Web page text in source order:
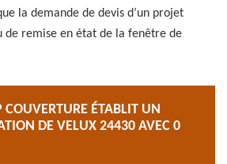
la demande de devis d’un projet
de remise en état de la fenêtre de
COUVERTURE ÉTABLIT UN
DE VELUX 24430 AVEC 0